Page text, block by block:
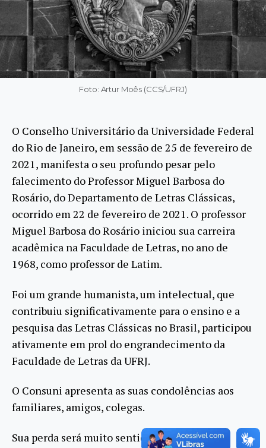
Foto: Artur Moês (CCS/UFRJ)
O Conselho Universitário da Universidade Federal
do Rio de Janeiro, em sessão de 25 de fevereiro de
2021, manifesta o seu profundo pesar pelo
falecimento do Professor Miguel Barbosa do
Rosário, do Departamento de Letras Clássicas,
ocorrido em 22 de fevereiro de 2021. O professor
Miguel Barbosa do Rosário iniciou sua carreira
acadêmica na Faculdade de Letras, no ano de
1968, como professor de Latim.
Foi um grande humanista, um intelectual, que
contribuiu significativamente para o ensino e a
pesquisa das Letras Clássicas no Brasil, participou
ativamente em prol do engrandecimento da
Faculdade de Letras da UFRJ.
O Consuni apresenta as suas condolências aos
familiares, amigos, colegas.
Sua perda será muito sentida por toda UFRJ !